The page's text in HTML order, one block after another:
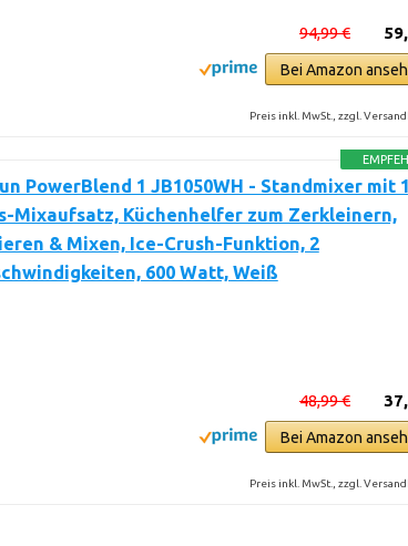
94,99 €
Bei Amazon
Preis inkl. MwSt., zzgl.
PowerBlend 1 JB1050WH - Standmixer mit
Mixaufsatz, Küchenhelfer zum Zerkleinern,
& Mixen, Ice-Crush-Funktion, 2
600 Watt, Weiß
48,99 €
Bei Amazon
Preis inkl. MwSt., zzgl.